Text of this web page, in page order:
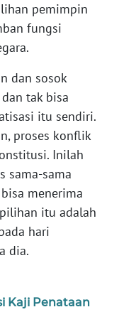
pemimpin
fungsi
dan sosok
tak bisa
itu sendiri.
proses konflik
Inilah
sama-sama
menerima
itu adalah
hari
dia.
Kaji Penataan